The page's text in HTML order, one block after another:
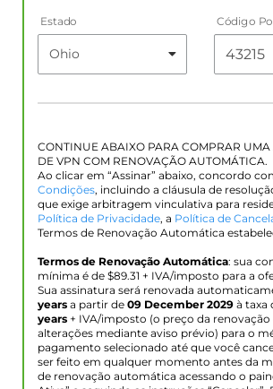
Estado Código
CONTINUE ABAIXO PARA COMPRAR UMA
DE VPN COM RENOVAÇÃO AUTOMÁTICA.
Ao clicar em “Assinar” abaixo, concordo
Condições, incluindo a cláusula de
que exige arbitragem vinculativa para
Política de Privacidade, a Política de
Termos de Renovação Automática
Termos de Renovação Automática: sua
mínima é de $89.31 + IVA/imposto para a
Sua assinatura será renovada
years a partir de 09 December 2029 à taxa
years + IVA/imposto (o preço da renovação
alterações mediante aviso prévio) para o
pagamento selecionado até que você
ser feito em qualquer momento antes da
de renovação automática acessando o